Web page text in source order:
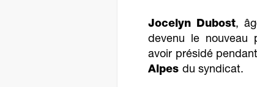
Jocelyn Dubost,
devenu le nouveau
avoir présidé
Alpes du syndicat.